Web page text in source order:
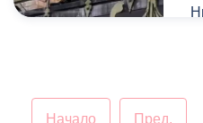
Начало Пред.